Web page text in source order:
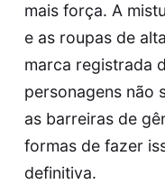
mais força. A
e as roupas de
marca registrada
personagens não
as barreiras de
formas de fazer
definitiva.